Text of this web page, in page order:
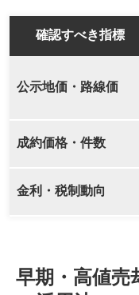
確認すべき指標
公示地価・路線価
成約価格・件数
金利・税制動向
早期・高値売